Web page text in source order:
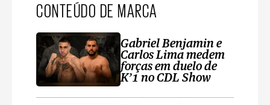
CONTEÚDO DE MARCA
Gabriel Benjamin e
Carlos Lima medem
forças em duelo de
K’1 no CDL Show